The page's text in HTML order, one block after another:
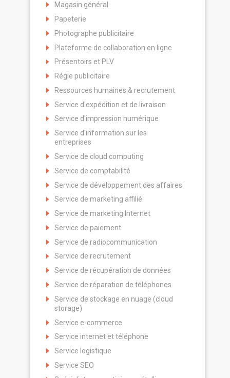
Magasin général
Papeterie
Photographe publicitaire
Plateforme de collaboration en ligne
Présentoirs et PLV
Régie publicitaire
Ressources humaines & recrutement
Service d'expédition et de livraison
Service d'impression numérique
Service d'information sur les
entreprises
Service de cloud computing
Service de comptabilité
Service de développement des affaires
Service de marketing affilié
Service de marketing Internet
Service de paiement
Service de radiocommunication
Service de recrutement
Service de récupération de données
Service de réparation de téléphones
Service de stockage en nuage (cloud
storage)
Service e-commerce
Service internet et téléphone
Service logistique
Service SEO